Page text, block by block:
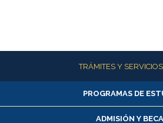
Más informaciónTRÁMITES Y
Alumnas/os y
Matrícula en línea
PROGRAMAS DE
ADMISIÓN Y